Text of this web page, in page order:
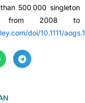
500 000 singleton
from 2008 to
doi/10.1111/